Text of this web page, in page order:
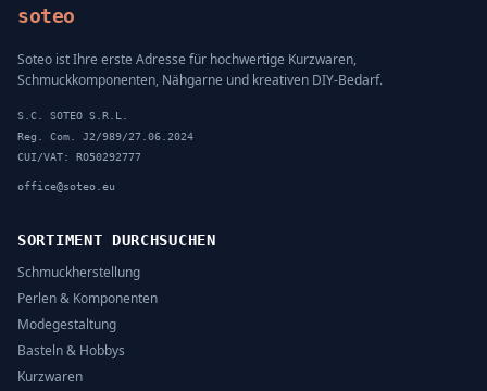
soteo
Soteo ist Ihre erste Adresse für hochwertige Kurzwaren,
Schmuckkomponenten, Nähgarne und kreativen DIY-Bedarf.
S.C. SOTEO S.R.L.
Reg. Com. J2/989/27.06.2024
CUI/VAT: RO50292777
office@soteo.eu
SORTIMENT DURCHSUCHEN
Schmuckherstellung
Perlen & Komponenten
Modegestaltung
Basteln & Hobbys
Kurzwaren